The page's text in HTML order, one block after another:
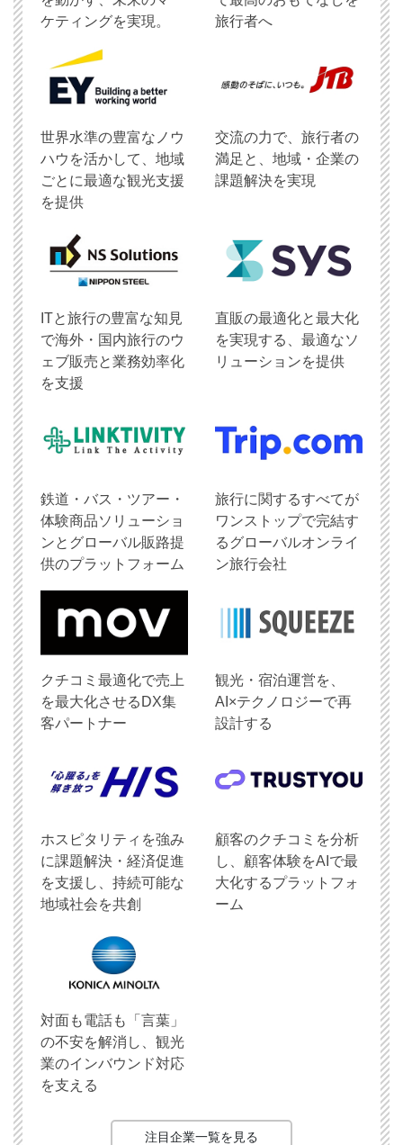
ケティングを実現。
旅行者へ
世界水準の豊富なノウ
ハウを活かして、地域
ごとに最適な観光支援
を提供
交流の力で、旅行者の
満足と、地域・企業の
課題解決を実現
ITと旅行の豊富な知見
で海外・国内旅行のウ
ェブ販売と業務効率化
を支援
直販の最適化と最大化
を実現する、最適なソ
リューションを提供
鉄道・バス・ツアー・
体験商品ソリューショ
ンとグローバル販路提
供のプラットフォーム
旅行に関するすべてが
ワンストップで完結す
るグローバルオンライ
ン旅行会社
クチコミ最適化で売上
を最大化させるDX集
客パートナー
観光・宿泊運営を、
AI×テクノロジーで再
設計する
ホスピタリティを強み
に課題解決・経済促進
を支援し、持続可能な
地域社会を共創
顧客のクチコミを分析
し、顧客体験をAIで最
大化するプラットフォ
ーム
対面も電話も「言葉」
の不安を解消し、観光
業のインバウンド対応
を支える
注目企業一覧を見る